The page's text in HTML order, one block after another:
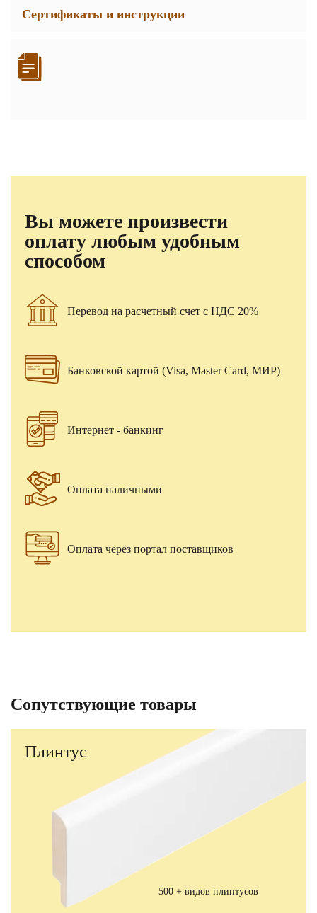
Сертификаты и инструкции
Вы можете произвести
оплату любым удобным
способом
Перевод на расчетный счет с НДС 20%
Банковской картой (Visa, Master Card, МИР)
Интернет - банкинг
Оплата наличными
Оплата через портал поставщиков
Сопутствующие товары
Плинтус
500 + видов плинтусов